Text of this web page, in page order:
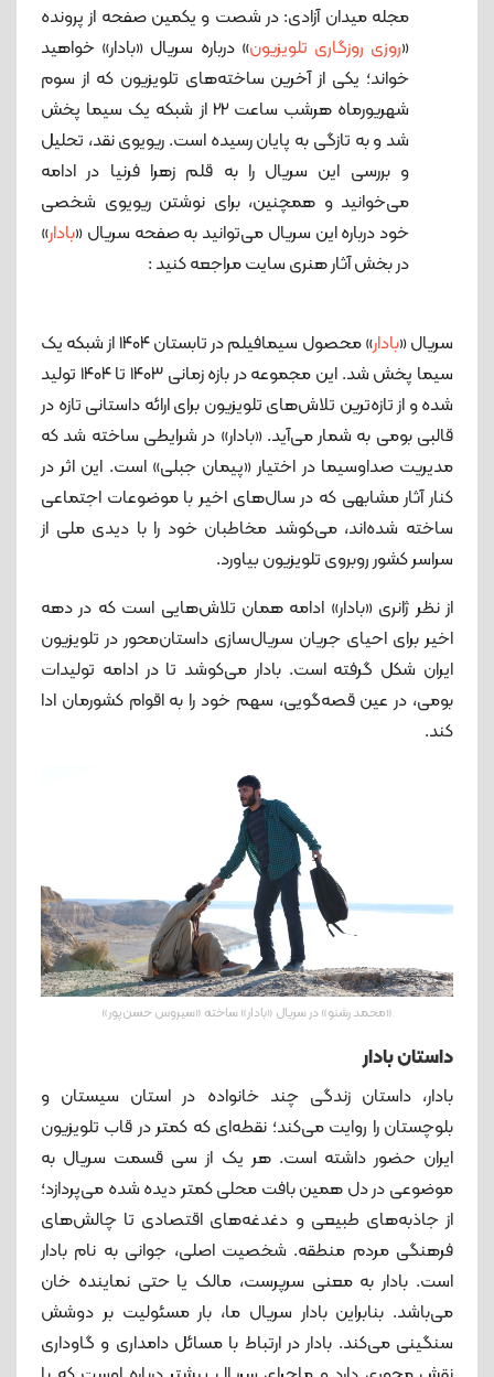
مجله میدان آزادی: در شصت و یکمین صفحه از پرونده
«روزی روزگاری تلویزیون» درباره سریال «بادار» خواهید
خواند؛ یکی از آخرین ساخته‌های تلویزیون که از سوم
شهریورماه هرشب ساعت 22 از شبکه یک سیما پخش
شد و به تازگی به پایان رسیده است. ریویوی نقد، تحلیل
و بررسی این سریال را به قلم زهرا فرنیا در ادامه
می‌خوانید و همچنین، برای نوشتن ریویوی شخصی
خود درباره این سریال می‌توانید به صفحه سریال «بادار»
در بخش آثار هنری سایت مراجعه کنید :
سریال «بادار
» محصول سیمافیلم در تابستان ۱۴۰۴ از شبکه یک
سیما پخش شد. این مجموعه در بازه زمانی ۱۴۰۳ تا ۱۴۰۴ تولید
شده و از تازه‌ترین تلاش‌های تلویزیون برای ارائه داستانی تازه در
قالبی بومی به شمار می‌آید. «بادار» در شرایطی ساخته شد که
مدیریت صداوسیما در اختیار «پیمان جبلی» است. این اثر در
کنار آثار مشابهی که در سال‌های اخیر با موضوعات اجتماعی
ساخته شده‌اند، می‌کوشد مخاطبان خود را با دیدی ملی از
سراسر کشور روبروی تلویزیون بیاورد.
از نظر ژانری «بادار» ادامه همان تلاش‌هایی است که در دهه
اخیر برای احیای جریان سریال‌سازی داستان‌محور در تلویزیون
ایران شکل گرفته است. بادار می‌کوشد تا در ادامه تولیدات
بومی، در عین قصه‌گویی، سهم خود را به اقوام کشورمان ادا
کند.
«محمد رشنو» در سریال «بادار» ساخته «سیروس حسن‌پور»
داستان بادار
بادار، داستان زندگی چند خانواده در استان سیستان و
بلوچستان را روایت می‌کند؛ نقطه‌ای که کمتر در قاب تلویزیون
ایران حضور داشته است. هر یک از سی قسمت سریال به
موضوعی در دل همین بافت محلی کمتر دیده شده می‌پردازد؛
از جاذبه‌های طبیعی و دغدغه‌های اقتصادی تا چالش‌های
فرهنگی مردم منطقه. شخصیت اصلی، جوانی به نام بادار
است. بادار به معنی سرپرست، مالک یا حتی نماینده خان
می‌باشد. بنابراین بادار سریال ما، بار مسئولیت بر دوشش
سنگینی می‌کند. بادار در ارتباط با مسائل دامداری و گاوداری